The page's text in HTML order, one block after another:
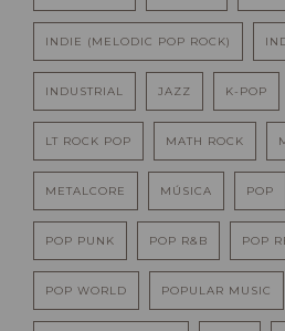
INDIE (MELODIC POP ROCK)
INDUSTRIAL JAZZ K-POP
LT ROCK POP MATH ROCK
METALCORE MÚSICA POP
POP PUNK POP R&B POP
POP WORLD POPULAR MUSIC